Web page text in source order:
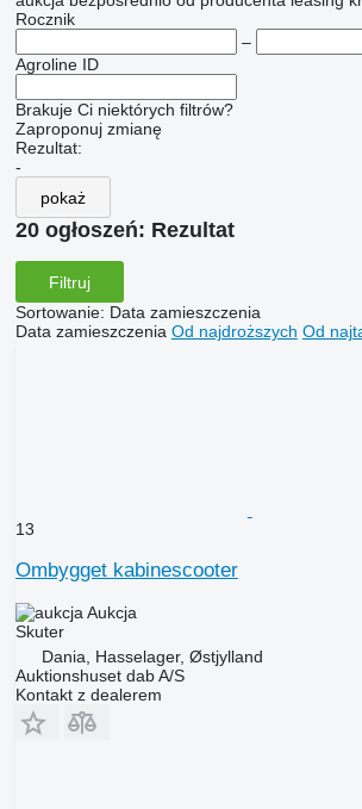
Rocznik
–
Agroline ID
Brakuje Ci niektórych filtrów?
Zaproponuj zmianę
Rezultat:
-
pokaż
20 ogłoszeń: Rezultat
Filtruj
Sortowanie: Data zamieszczenia
Data zamieszczenia Od najdroższych Od
13
Ombygget kabinescooter
Aukcja
Skuter
Dania, Hasselager, Østjylland
Auktionshuset dab A/S
Kontakt z dealerem